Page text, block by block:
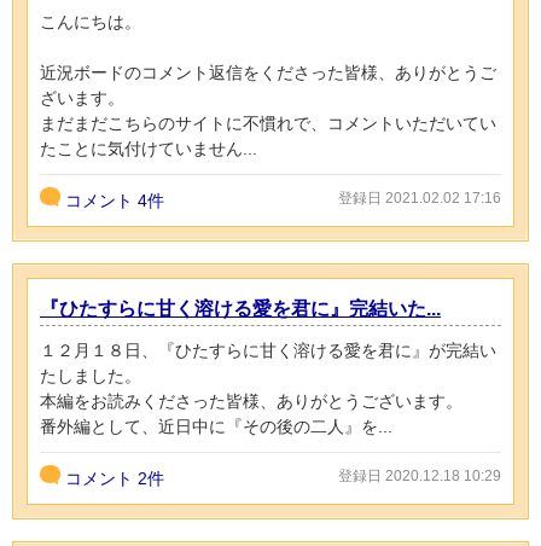
こんにちは。
近況ボードのコメント返信をくださった皆様、ありがとうご
ざいます。
まだまだこちらのサイトに不慣れで、コメントいただいてい
たことに気付けていません...
コメント 4件 登録日 2021.02.02 17:16
『ひたすらに甘く溶ける愛を君に』完結いた...
１２月１８日、『ひたすらに甘く溶ける愛を君に』が完結い
たしました。
本編をお読みくださった皆様、ありがとうございます。
番外編として、近日中に『その後の二人』を...
コメント 2件 登録日 2020.12.18 10:29